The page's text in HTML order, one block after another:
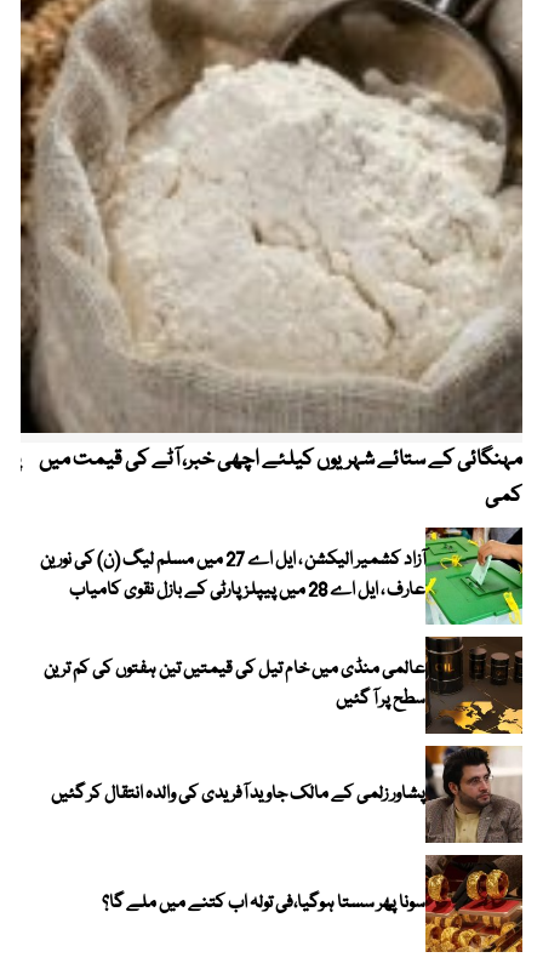
مہنگائی کے ستائے شہریوں کیلئے اچھی خبر، آٹے کی قیمت میں
کمی
آزاد کشمیر الیکشن ، ایل اے 27 میں مسلم لیگ (ن) کی نورین
عارف ، ایل اے 28 میں پیپلز پارٹی کے بازل نقوی کامیاب
عالمی منڈی میں خام تیل کی قیمتیں تین ہفتوں کی کم ترین
سطح پر آ گئیں
پشاور زلمی کے مالک جاوید آفریدی کی والدہ انتقال کر گئیں
سونا پھر سستا ہوگیا،فی تولہ اب کتنے میں ملے گا؟